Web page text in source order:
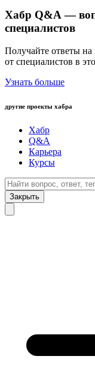
Хабр Q&A —
специалистов
Получайте ответы
от специалистов в
Узнать больше
другие проекты хабра
Хабр
Q&A
Карьера
Курсы
Закрыть